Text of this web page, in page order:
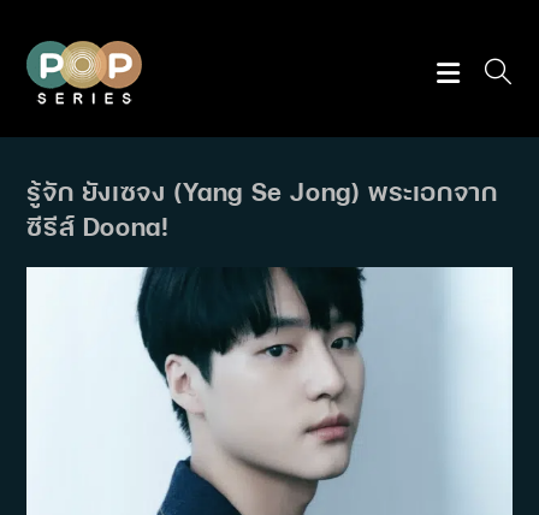
content
รู้จัก ยังเซจง (Yang Se Jong) พระเอกจาก
ซีรีส์ Doona!